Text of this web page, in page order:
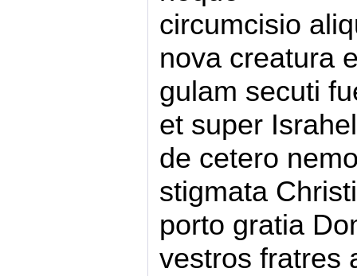
circumcisio
nova creatura
gulam secuti
et super
de cetero
stigmata
porto gratia
vestros fratres